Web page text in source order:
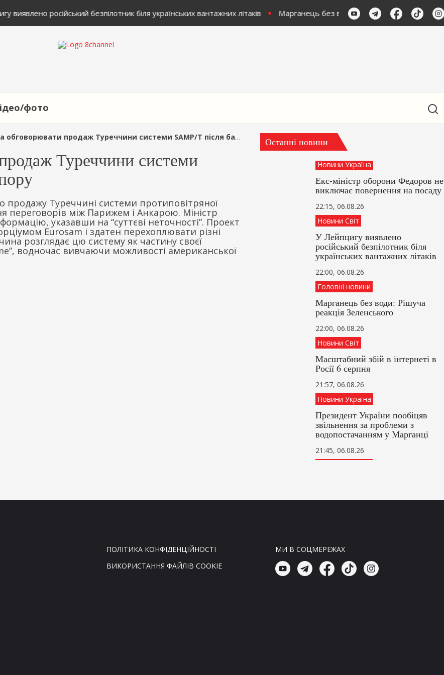
виявлено російський безпілотник біля українських вантажних літаків Марганець без води: Рішуча реакція
фото
продаж Туреччини системи SAMP/T після багаторічного опору
Туреччини системи
Туреччині системи протиповітряної
переговорів між Парижем і Анкарою. Міністр
указавши на “суттєві неточності”. Проект
Eurosam і здатен перехоплювати різні
розглядає цю систему як частину своєї
водночас вивчаючи можливості американської
Останні новини
Новини Україна
Екс-міністр оборони Федоров не
виключає повернення на посаду
22:15, 06.08.26
Новини Світ
У Лейпцигу виявлено
російський безпілотник біля
українських вантажних літаків
22:00, 06.08.26
Головні новини
Марганець без води: Рішуча
реакція Зеленського
22:00, 06.08.26
Новини Світ
Масштабний збій в інтернеті в
Росії 6 серпня
21:57, 06.08.26
Новини Україна
Президент України пообіцяв
звільнення за проблеми з
водопостачанням у Марганці
21:45, 06.08.26
захист українців
В Київській області тривожне
свідчення: героїня нашого часу
пережила жахливі події
ПОЛІТИКА КОНФІДЕНЦІЙНОСТІ
ВИКОРИСТАННЯ ФАЙЛІВ COOKIE
МИ В СОЦМЕРЕЖАХ